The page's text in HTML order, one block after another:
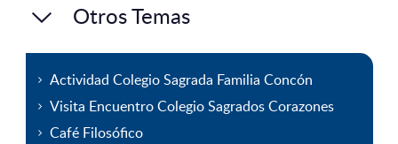
Otros Temas
Actividad Colegio Sagrada Familia Concón
Visita Encuentro Colegio Sagrados Corazones
Café Filosófico